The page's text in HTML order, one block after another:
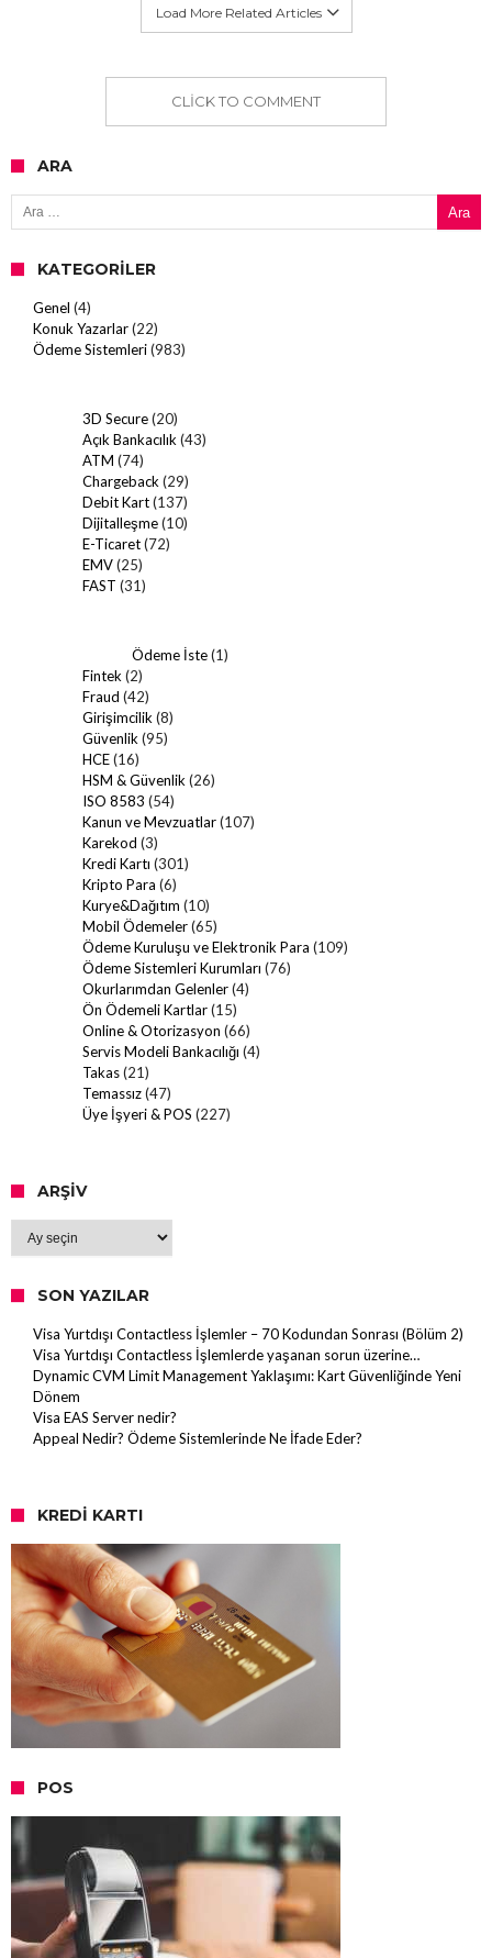
Load More Related Articles
CLICK TO COMMENT
ARA
Arama:
KATEGORILER
Genel (4)
Konuk Yazarlar(22)
Ödeme Sistemleri(983)
3D Secure(20)
Açık Bankacılık(43)
ATM (74)
Chargeback(29)
Debit Kart(137)
Dijitalleşme(10)
E-Ticaret(72)
EMV(25)
FAST (31)
Ödeme İste(1)
Fintek(2)
Fraud (42)
Girişimcilik(8)
Güvenlik(95)
HCE(16)
HSM & Güvenlik(26)
ISO 8583 (54)
Kanun ve Mevzuatlar(107)
Karekod (3)
Kredi Kartı (301)
Kripto Para (6)
Kurye&Dağıtım (10)
Mobil Ödemeler(65)
Ödeme Kuruluşu ve Elektronik Para (109)
Ödeme Sistemleri Kurumları (76)
Okurlarımdan Gelenler(4)
Ön Ödemeli Kartlar(15)
Online & Otorizasyon (66)
Servis Modeli Bankacılığı (4)
Takas(21)
Temassız(47)
Üye İşyeri & POS (227)
ARŞIV
Arşiv
SON YAZILAR
Visa Yurtdışı Contactless İşlemler – 70 Kodundan Sonrası (Bölüm 2)
Visa Yurtdışı Contactless İşlemlerde yaşanan sorun üzerine…
Dynamic CVM Limit Management Yaklaşımı: Kart Güvenliğinde Yeni
Dönem
Visa EAS Server nedir?
Appeal Nedir? Ödeme Sistemlerinde Ne İfade Eder?
KREDI KARTI
POS